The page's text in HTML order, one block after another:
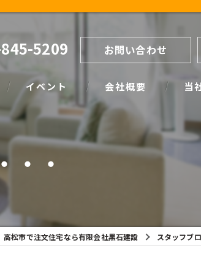
5209 お問い合わせ
イベント 会社概要 当
間取
断熱
・・
高松市で注文住宅なら有限会社黒石建設 スタッフブ